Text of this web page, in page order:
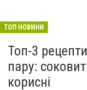
ТОП НОВИНИ
Топ-3
пару:
корисні